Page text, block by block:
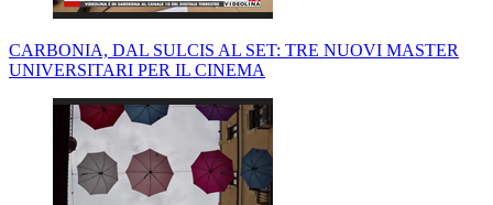
CARBONIA, DAL SULCIS AL SET: TRE NUOVI MASTER
UNIVERSITARI PER IL CINEMA